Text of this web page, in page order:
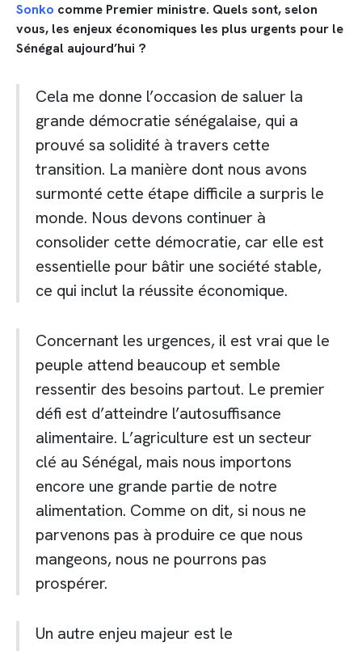
Sonko comme Premier ministre. Quels sont, selon
vous, les enjeux économiques les plus urgents pour le
Sénégal aujourd’hui ?
Cela me donne l’occasion de saluer la
grande démocratie sénégalaise, qui a
prouvé sa solidité à travers cette
transition. La manière dont nous avons
surmonté cette étape difficile a surpris le
monde. Nous devons continuer à
consolider cette démocratie, car elle est
essentielle pour bâtir une société stable,
ce qui inclut la réussite économique.
Concernant les urgences, il est vrai que le
peuple attend beaucoup et semble
ressentir des besoins partout. Le premier
défi est d’atteindre l’autosuffisance
alimentaire. L’agriculture est un secteur
clé au Sénégal, mais nous importons
encore une grande partie de notre
alimentation. Comme on dit, si nous ne
parvenons pas à produire ce que nous
mangeons, nous ne pourrons pas
prospérer.
Un autre enjeu majeur est le